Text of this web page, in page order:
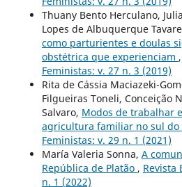
Thuany Bento Herculano,
Lopes de Albuquerque
como parturientes e doulas
obstétrica que experienciam ,
Feministas: v. 27 n. 3 (2019)
Rita de Cássia Maciazeki-
Filgueiras Toneli, Conceição
Salvaro, Modos de trabalhar
agricultura familiar no sul do
Feministas: v. 29 n. 1 (2021)
María Valeria Sonna, A
República de Platão , Revista
n. 1 (2022)